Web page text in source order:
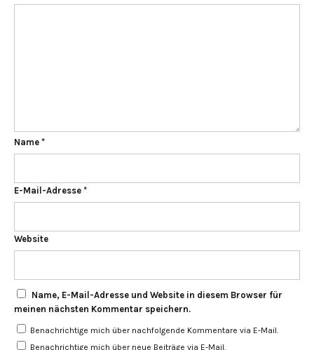
Name *
E-Mail-Adresse *
Website
Name, E-Mail-Adresse und Website in diesem Browser für
meinen nächsten Kommentar speichern.
Benachrichtige mich über nachfolgende Kommentare via E-Mail.
Benachrichtige mich über neue Beiträge via E-Mail.